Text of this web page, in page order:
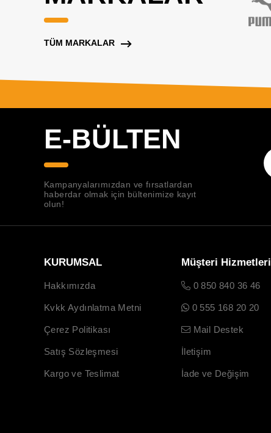
TÜM MARKALAR
E-BÜLTEN
Kampanyalarımızdan ve fırsatlardan
haberdar olmak için bültenimize kayıt
olun!
KURUMSAL
Hakkımızda
Kvkk Aydınlatma Metni
Çerez Politikası
Satış Sözleşmesi
Kargo ve Teslimat
Müşteri Hizmetleri
0 850 840 36 46
0 555 168 20 20
Mail Destek
İletişim
İade ve Değişim